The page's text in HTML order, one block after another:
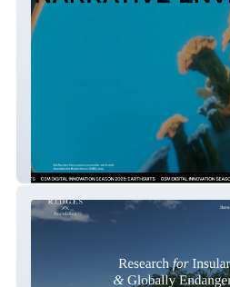
Central St Martins – MA Narrative
Environments